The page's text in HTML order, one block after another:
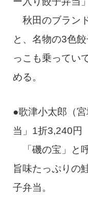
秋田のブラン
と、名物の3色
っこも乗ってい
める。
●歌津小太郎（
当」1折3,240
「磯の宝」と
旨味たっぷりの
子弁当。